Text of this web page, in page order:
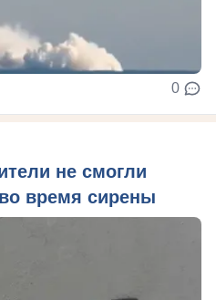
0
не смогли
время сирены